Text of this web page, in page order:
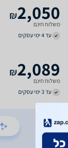
2,050
₪
משלוח חינם
עד 4 ימי עסקים
2,089
₪
משלוח חינם
עד 3 ימי עסקים